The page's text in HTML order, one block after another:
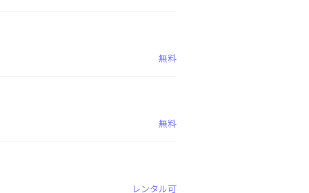
無料
無料
レンタル可